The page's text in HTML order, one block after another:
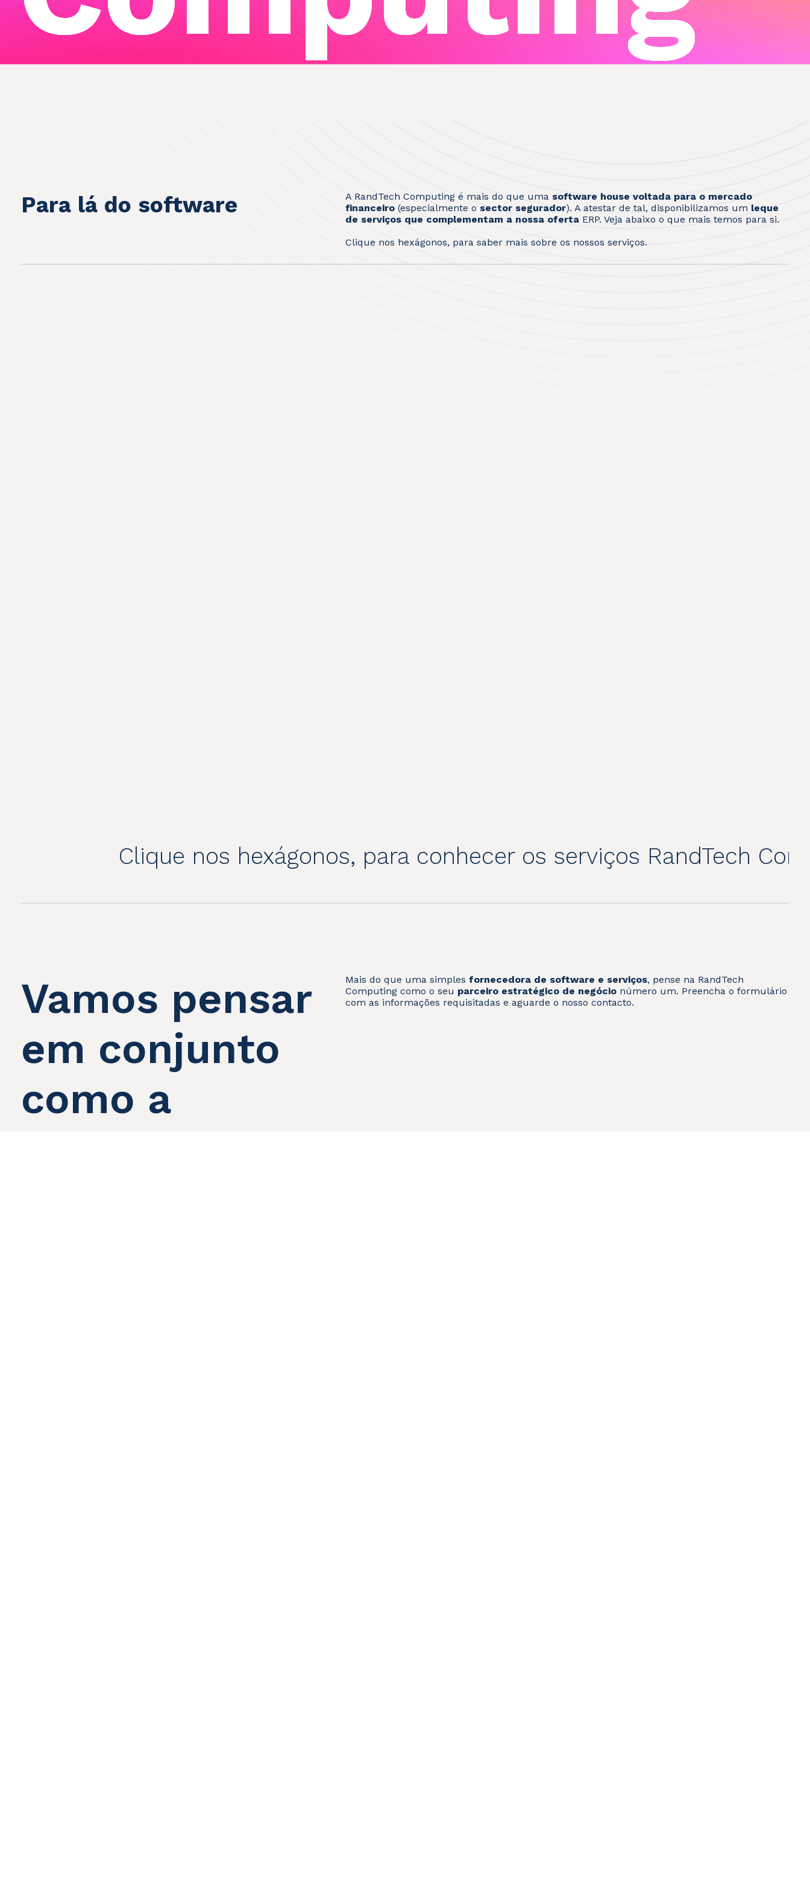
Para lá do software A RandTech Computing é mais do que uma software house voltada para o mercado
financeiro (especialmente o sector segurador). A atestar de tal, disponibilizamos um leque
de serviços que complementam a nossa oferta ERP. Veja abaixo o que mais temos para si.
Clique nos hexágonos, para saber mais sobre os nossos serviços.
Clique nos hexágonos, para conhecer os serviços RandTech
Vamos pensar
em conjunto
como a
Mais do que uma simplesfornecedora de software e serviços, pense na RandTech
Computing como o seu parceiro estratégico de negócio número um. Preencha o formulário
com as informações requisitadas e aguarde o nosso contacto.